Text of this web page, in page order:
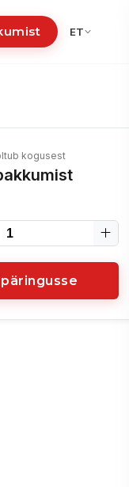
ET
kogusest